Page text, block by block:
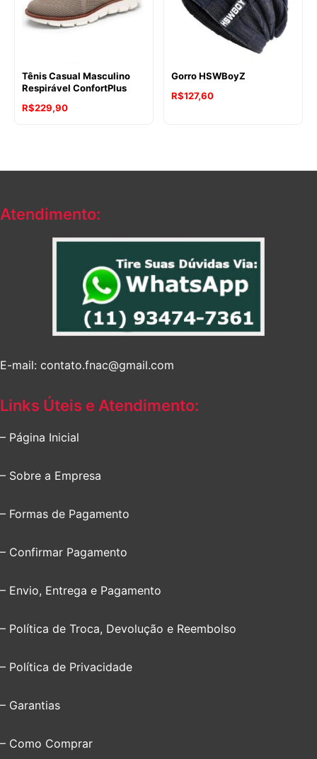
Tênis Casual Masculino
Respirável ConfortPlus
R$229,90
Gorro HSWBoyZ
R$127,60
Atendimento:
E-mail: contato.fnac@gmail.com
Links Úteis e Atendimento:
– Página Inicial
– Sobre a Empresa
– Formas de Pagamento
– Confirmar Pagamento
– Envio, Entrega e Pagamento
– Política de Troca, Devolução e Reembolso
– Política de Privacidade
– Garantias
– Como Comprar